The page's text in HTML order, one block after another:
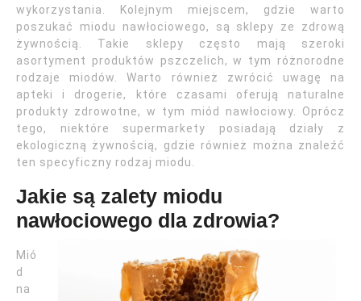
wykorzystania. Kolejnym miejscem, gdzie warto
poszukać miodu nawłociowego, są sklepy ze zdrową
żywnością. Takie sklepy często mają szeroki
asortyment produktów pszczelich, w tym różnorodne
rodzaje miodów. Warto również zwrócić uwagę na
apteki i drogerie, które czasami oferują naturalne
produkty zdrowotne, w tym miód nawłociowy. Oprócz
tego, niektóre supermarkety posiadają działy z
ekologiczną żywnością, gdzie również można znaleźć
ten specyficzny rodzaj miodu.
Jakie są zalety miodu
nawłociowego dla zdrowia?
Mió
d
na